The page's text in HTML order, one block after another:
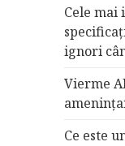
Cele mai
ignori
Vierme
Ce este